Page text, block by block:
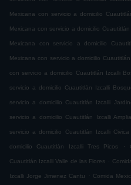
Mexicana con servicio a domicilio
Mexicana con servicio a domicilio
Mexicana con servicio a domicilio
Mexicana con servicio a domicilio
con servicio a domicilio Cuautitlán Izcalli
servicio a domicilio Cuautitlán Izcalli
servicio a domicilio Cuautitlán Izcalli
servicio a domicilio Cuautitlán Izcalli
servicio a domicilio Cuautitlán Izcalli Civica
domicilio Cuautitlán Izcalli Tres Picos .
Cuautitlán Izcalli Valle de las Flores .
Izcalli Jorge Jimenez Cantu . Comida